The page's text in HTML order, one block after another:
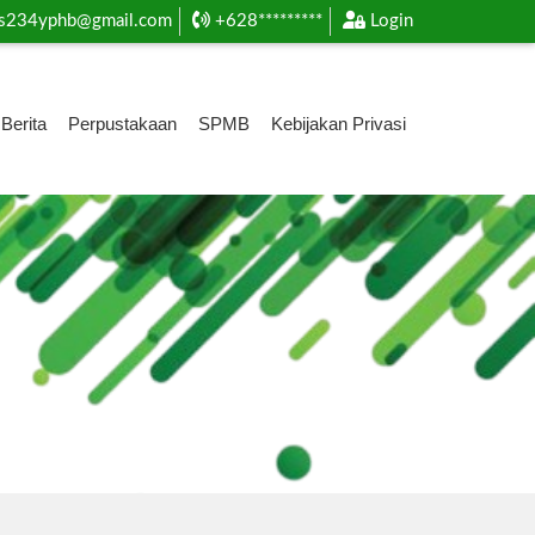
+628********* Login
Berita Perpustakaan SPMB Kebijakan Privasi